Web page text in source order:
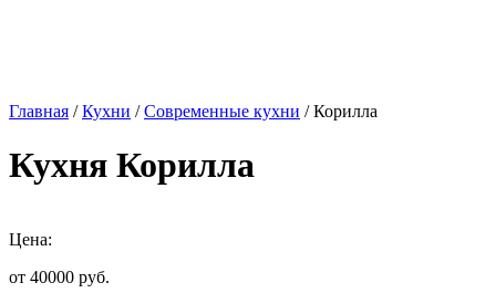
Главная /Кухни /Современные кухни / Корилла
Кухня Корилла
Цена:
от 40000 руб.